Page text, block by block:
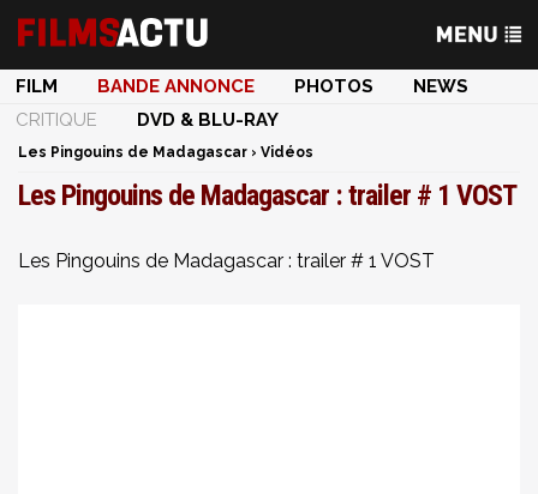
FILM BANDE ANNONCE PHOTOS
NEWS
CRITIQUE
DVD & BLU-RAY
Les Pingouins de Madagascar › Vidéos
Les Pingouins de Madagascar : trailer # 1 VOST
Les Pingouins de Madagascar : trailer # 1 VOST